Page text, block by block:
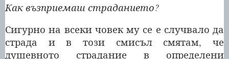
Как възприемаш страданието?
Сигурно на всеки човек му се е случвало да
страда и в този смисъл смятам, че
душевното страдание в определени